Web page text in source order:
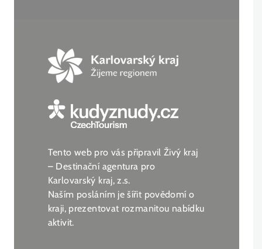
Tento web pro vás připravil Živý kraj
– Destinační agentura pro
Karlovarský kraj, z.s.
Naším posláním je šířit povědomí o
kraji, prezentovat rozmanitou nabídku
aktivit.